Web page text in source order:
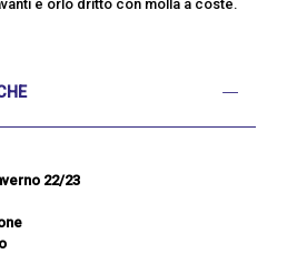
e orlo dritto con molla a coste.
22/23